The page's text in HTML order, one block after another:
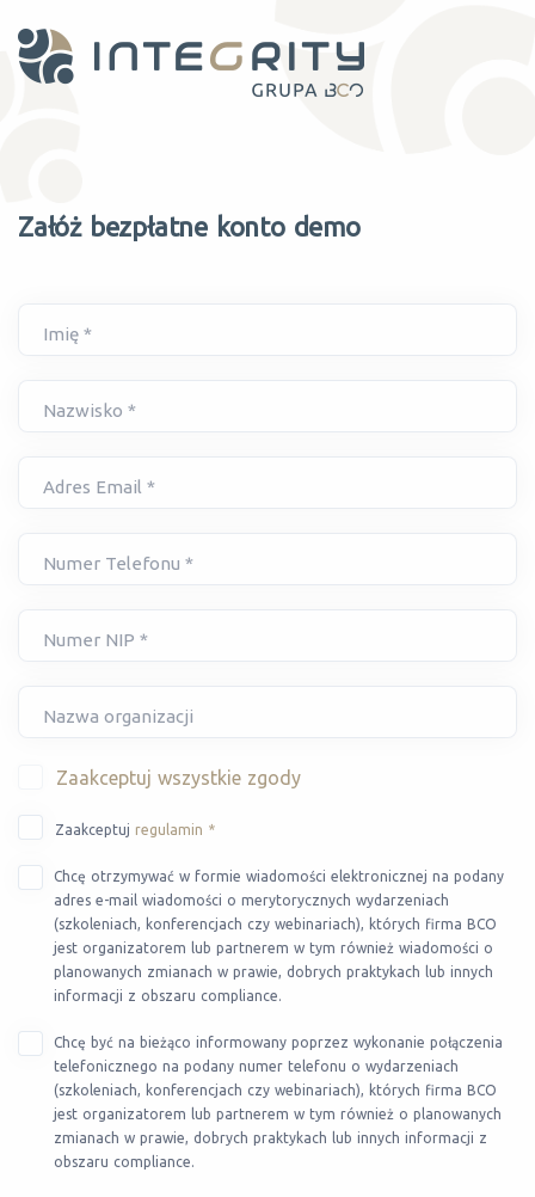
Załóż bezpłatne konto demo
Imię *
Nazwisko *
Adres Email *
Numer Telefonu *
Numer NIP *
Nazwa organizacji
Zaakceptuj wszystkie zgody
Zaakceptuj regulamin *
Chcę otrzymywać w formie wiadomości elektronicznej na podany
adres e-mail wiadomości o merytorycznych wydarzeniach
(szkoleniach, konferencjach czy webinariach), których firma BCO
jest organizatorem lub partnerem w tym również wiadomości o
planowanych zmianach w prawie, dobrych praktykach lub innych
informacji z obszaru compliance.
Chcę być na bieżąco informowany poprzez wykonanie połączenia
telefonicznego na podany numer telefonu o wydarzeniach
(szkoleniach, konferencjach czy webinariach), których firma BCO
jest organizatorem lub partnerem w tym również o planowanych
zmianach w prawie, dobrych praktykach lub innych informacji z
obszaru compliance.